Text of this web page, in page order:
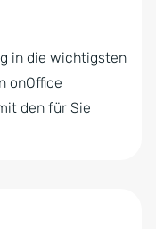
in die wichtigsten
onOffice
den für Sie